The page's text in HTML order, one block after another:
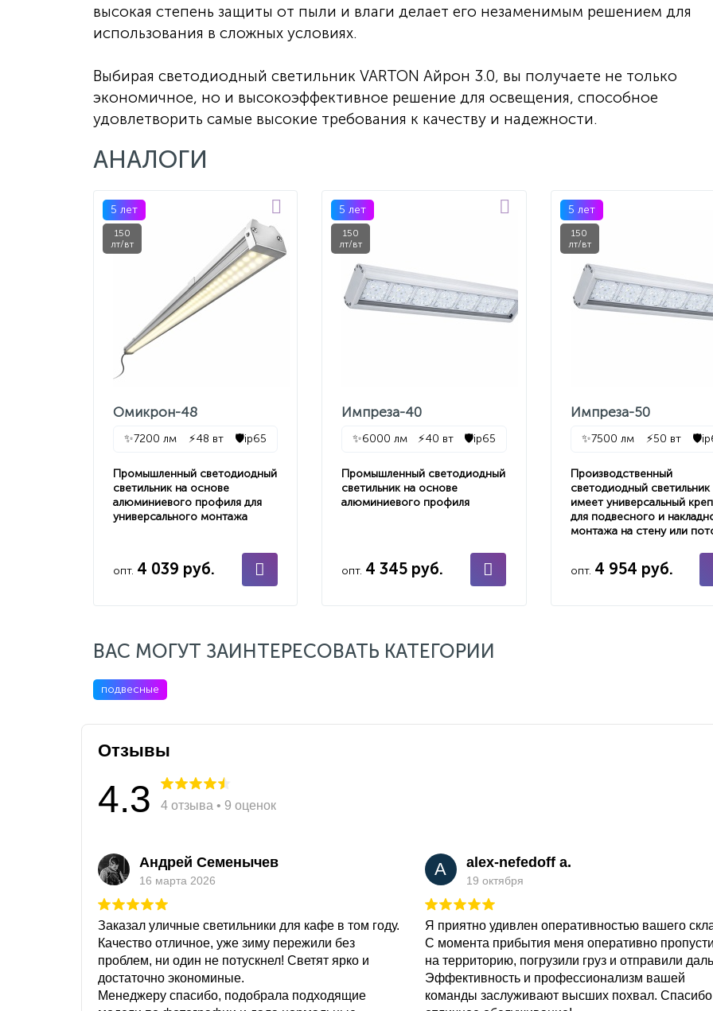
высокая степень защиты от пыли и влаги делает его незаменимым решением для
использования в сложных условиях.
Выбирая светодиодный светильник VARTON Айрон 3.0, вы получаете не только
экономичное, но и высокоэффективное решение для освещения, способное
удовлетворить самые высокие требования к качеству и надежности.
АНАЛОГИ
5 лет
150
лт/вт
Омикрон-48
✨7200 лм ⚡48 вт 🛡️ip65
Промышленный светодиодный
светильник на основе
алюминиевого профиля для
универсального монтажа
опт. 4 039 руб.
5 лет
150
лт/вт
Импреза-40
✨6000 лм ⚡40 вт 🛡️ip65
Промышленный светодиодный
светильник на основе
алюминиевого профиля
опт. 4 345 руб.
5 лет
150
лт/вт
Импреза-50
✨7500 лм ⚡50 вт 🛡️
Производственный
светодиодный светильник
имеет универсальный
для подвесного и
монтажа на стену или
опт. 4 954 руб.
ВАС МОГУТ ЗАИНТЕРЕСОВАТЬ КАТЕГОРИИ
подвесные
Отзывы
4.3 4 отзыва • 9 оценок
Андрей Семенычев
16 марта 2026
Заказал уличные светильники для кафе в том году.
Качество отличное, уже зиму пережили без
проблем, ни один не потускнел! Светят ярко и
достаточно экономиные.
Менеджеру спасибо, подобрала подходящие
A alex-nefedoff a.
19 октября
Я приятно удивлен оперативностью вашего
С момента прибытия меня оперативно
на территорию, погрузили груз и отправили
Эффективность и профессионализм вашей
команды заслуживают высших похвал. Спасибо